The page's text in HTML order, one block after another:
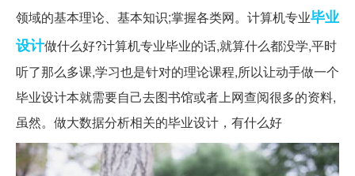
领域的基本理论、基本知识;掌握各类网。计算机专业毕业
设计做什么好?计算机专业毕业的话,就算什么都没学,平时
听了那么多课,学习也是针对的理论课程,所以让动手做一个
毕业设计本就需要自己去图书馆或者上网查阅很多的资料,
虽然。做大数据分析相关的毕业设计，有什么好